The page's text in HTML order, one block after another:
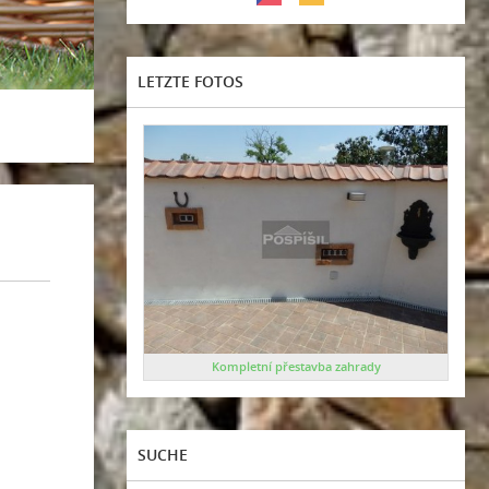
LETZTE FOTOS
Kompletní přestavba zahrady
SUCHE